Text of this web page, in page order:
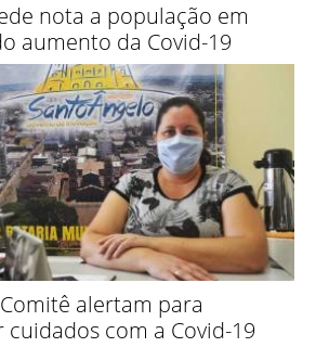
nota a população em
aumento da Covid-19
alertam para
com a Covid-19